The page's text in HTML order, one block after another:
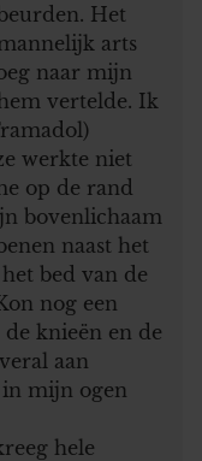
Het
arts
naar mijn
vertelde. Ik
werkte niet
op de rand
bovenlichaam
naast het
bed van de
nog een
knieën en de
aan
mijn ogen
hele